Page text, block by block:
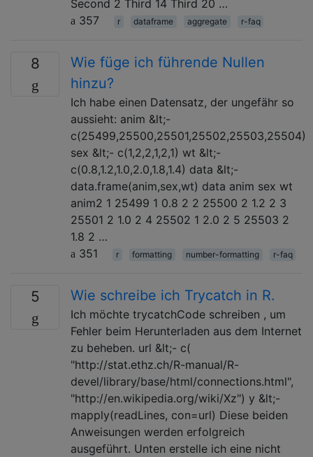
Second 2 Third 14 Third 20 …
357
r dataframe aggregate r-faq
8
Wie füge ich führende Nullen
hinzu?
Ich habe einen Datensatz, der ungefähr so ​​
aussieht: anim &lt;-
c(25499,25500,25501,25502,25503,25504)
sex &lt;- c(1,2,2,1,2,1) wt &lt;-
c(0.8,1.2,1.0,2.0,1.8,1.4) data &lt;-
data.frame(anim,sex,wt) data anim sex wt
anim2 1 25499 1 0.8 2 2 25500 2 1.2 2 3
25501 2 1.0 2 4 25502 1 2.0 2 5 25503 2
1.8 2 …
351
r formatting number-formatting r-faq
5 Wie schreibe ich Trycatch in R.
Ich möchte trycatchCode schreiben , um
Fehler beim Herunterladen aus dem Internet
zu beheben. url &lt;- c(
"http://stat.ethz.ch/R-manual/R-
devel/library/base/html/connections.html",
"http://en.wikipedia.org/wiki/Xz") y &lt;-
mapply(readLines, con=url) Diese beiden
Anweisungen werden erfolgreich
ausgeführt. Unten erstelle ich eine nicht